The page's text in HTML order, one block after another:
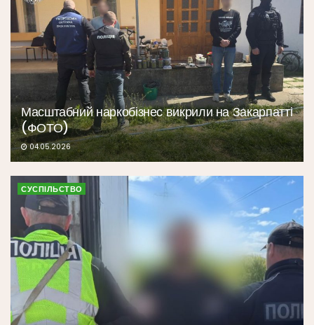
Масштабний наркобізнес викрили на Закарпатті
(ФОТО)
04.05.2026
СУСПІЛЬСТВО